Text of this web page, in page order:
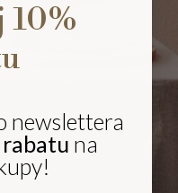
10%
newslettera
rabatu na